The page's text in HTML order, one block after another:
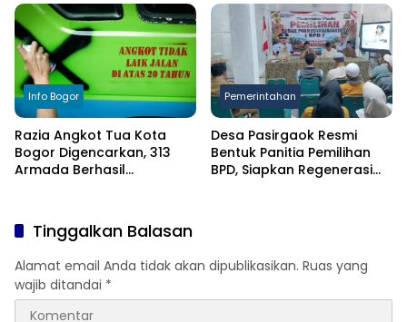
Info Bogor
Razia Angkot Tua Kota
Bogor Digencarkan, 313
Armada Berhasil
Pemerintahan
Desa Pasirgaok Resmi
Bentuk Panitia Pemilihan
BPD, Siapkan Regenerasi
Tinggalkan Balasan
Alamat email Anda tidak akan dipublikasikan. Ruas yang
wajib ditandai *